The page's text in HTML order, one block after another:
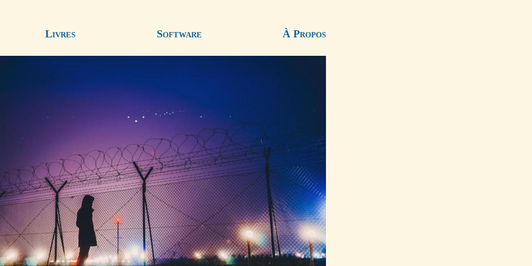
Livres Software À Propos